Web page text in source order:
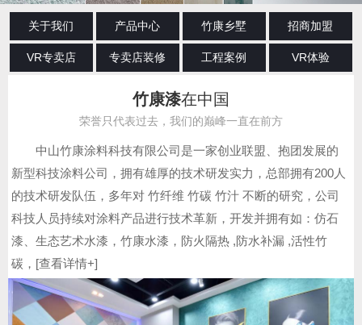
关于我们 产品中心 竹康乡墅 招商加盟
VR专卖店 专卖店装修 工程案例 VR体验
竹康漆在中国
荣誉只代表过去，我们的巅峰一直在前方
中山竹康涂料科技有限公司是一家创业联盟、抱团发展的
新型科技涂料公司，拥有雄厚的技术研发实力，总部拥有200人
的技术研发队伍，多年对 竹纤维 竹碳 竹汁 不断的研究，公司
科技人员持续对涂料产品进行技术革新，开发并拥有如：仿石
漆、生态艺术水漆，竹康水漆，防火隔热 ,防水补漏 ,活性竹
碳，[查看详情+]